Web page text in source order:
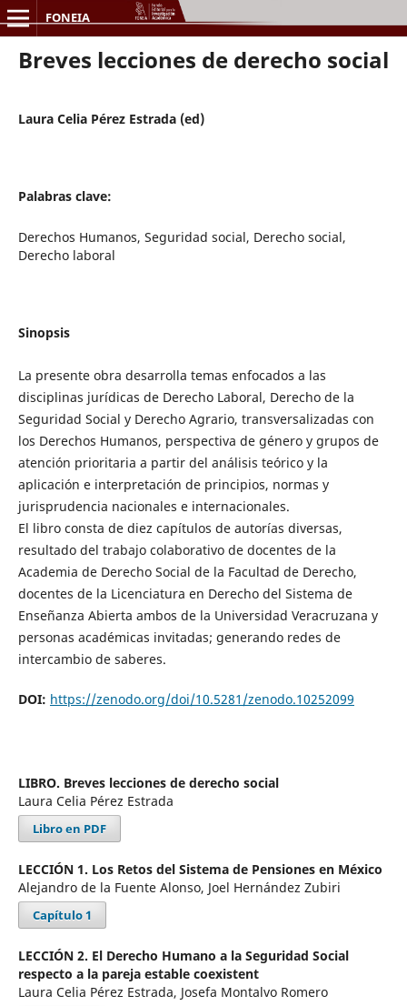
FONEIA
Breves lecciones de derecho social
Laura Celia Pérez Estrada (ed)
Palabras clave:
Derechos Humanos, Seguridad social, Derecho social,
Derecho laboral
Sinopsis
La presente obra desarrolla temas enfocados a las
disciplinas jurídicas de Derecho Laboral, Derecho de la
Seguridad Social y Derecho Agrario, transversalizadas con
los Derechos Humanos, perspectiva de género y grupos de
atención prioritaria a partir del análisis teórico y la
aplicación e interpretación de principios, normas y
jurisprudencia nacionales e internacionales.
El libro consta de diez capítulos de autorías diversas,
resultado del trabajo colaborativo de docentes de la
Academia de Derecho Social de la Facultad de Derecho,
docentes de la Licenciatura en Derecho del Sistema de
Enseñanza Abierta ambos de la Universidad Veracruzana y
personas académicas invitadas; generando redes de
intercambio de saberes.
DOI: https://zenodo.org/doi/10.5281/zenodo.10252099
LIBRO. Breves lecciones de derecho social
Laura Celia Pérez Estrada
Libro en PDF
LECCIÓN 1. Los Retos del Sistema de Pensiones en México
Alejandro de la Fuente Alonso, Joel Hernández Zubiri
Capítulo 1
LECCIÓN 2. El Derecho Humano a la Seguridad Social
respecto a la pareja estable coexistent
Laura Celia Pérez Estrada, Josefa Montalvo Romero